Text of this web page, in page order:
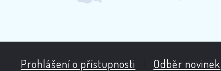
Prohlášení o přístupnosti Odběr novinek